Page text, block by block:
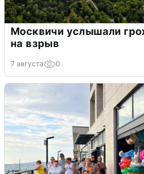
Москвичи услышали
на взрыв
7 августа 0